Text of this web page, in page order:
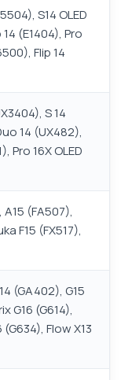
S14 OLED
(E1404), Pro
Flip 14
S 14
14 (UX482),
Pro 16X OLED
A15 (FA507),
F15 (FX517),
(GA402), G15
G16 (G614),
Flow X13